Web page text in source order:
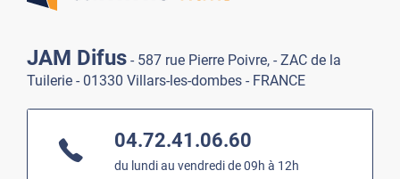
JAM Difus - 587 rue Pierre Poivre, - ZAC de la
Tuilerie - 01330 Villars-les-dombes - FRANCE
04.72.41.06.60
du lundi au vendredi de 09h à 12h